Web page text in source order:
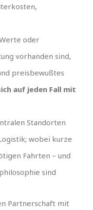
oder
vorhanden sind,
preisbewußtes
auf jeden Fall mit
Standorten
wobei kurze
Fahrten – und
sind
Partnerschaft mit